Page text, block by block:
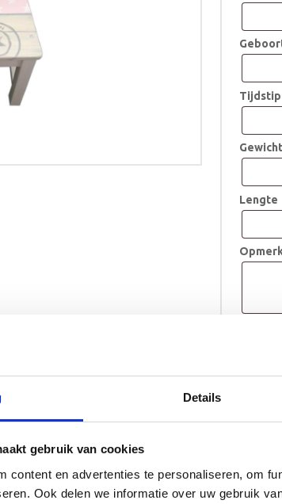
Details
gebruik van cookies
content en advertenties te personaliseren, om
Ook delen we informatie over uw gebruik
Tijdstip
Gewicht
Lengte